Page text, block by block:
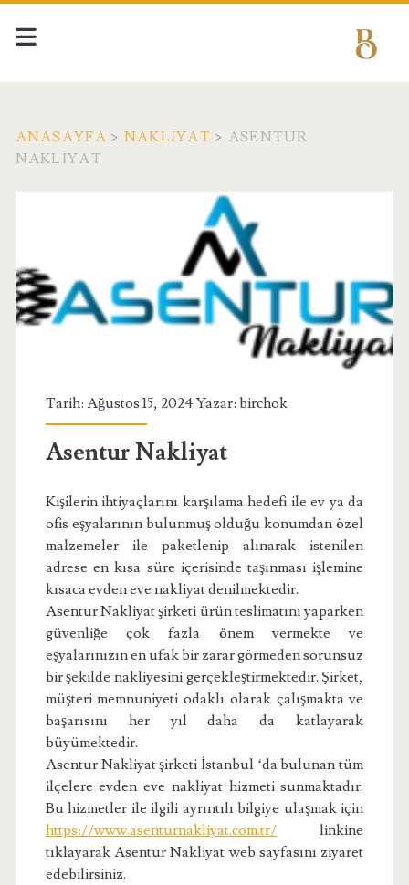
ANASAYFA > NAKLIYAT > ASENTUR
NAKLIYAT
Tarih: Ağustos 15, 2024 Yazar: birchok
Asentur Nakliyat
Kişilerin ihtiyaçlarını karşılama hedefi ile ev ya da
ofis eşyalarının bulunmuş olduğu konumdan özel
malzemeler ile paketlenip alınarak istenilen
adrese en kısa süre içerisinde taşınması işlemine
kısaca evden eve nakliyat denilmektedir.
Asentur Nakliyat şirketi ürün teslimatını yaparken
güvenliğe çok fazla önem vermekte ve
eşyalarınızın en ufak bir zarar görmeden sorunsuz
bir şekilde nakliyesini gerçekleştirmektedir. Şirket,
müşteri memnuniyeti odaklı olarak çalışmakta ve
başarısını her yıl daha da katlayarak
büyümektedir.
Asentur Nakliyat şirketi İstanbul ‘da bulunan tüm
ilçelere evden eve nakliyat hizmeti sunmaktadır.
Bu hizmetler ile ilgili ayrıntılı bilgiye ulaşmak için
https://www.asenturnakliyat.com.tr/linkine
tıklayarak Asentur Nakliyat web sayfasını ziyaret
edebilirsiniz.